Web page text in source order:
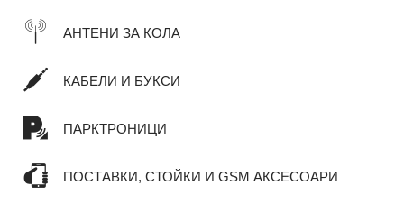
АНТЕНИ ЗА КОЛА
КАБЕЛИ И БУКСИ
ПАРКТРОНИЦИ
ПОСТАВКИ, СТОЙКИ И GSM АКСЕСОАРИ